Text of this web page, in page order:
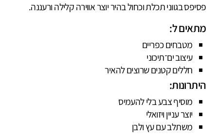
פסיפס בגווני תכלת וכחול בהיר יוצר אווירה קלילה ורעננה.
מתאים ל:
מטבחים כפריים
עיצוב ים־תיכוני
חללים קטנים שרוצים להאיר
היתרונות:
מוסיף צבע בלי להעמיס
יוצר עניין ויזואלי
משתלב עם עץ ולבן